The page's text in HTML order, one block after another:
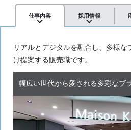
仕事内容 採用情報
リアルとデジタルを融合し、多様
け提案する販売職です。
幅広い世代から愛される多彩なブ